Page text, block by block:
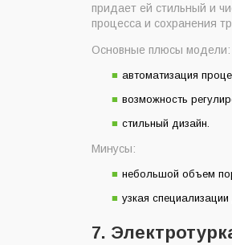
придает ей стильный и
процесса и сохранения
Основные плюсы модели:
автоматизация
возможность
стильный дизайн.
Минусы:
небольшой объем
узкая специализации
7.